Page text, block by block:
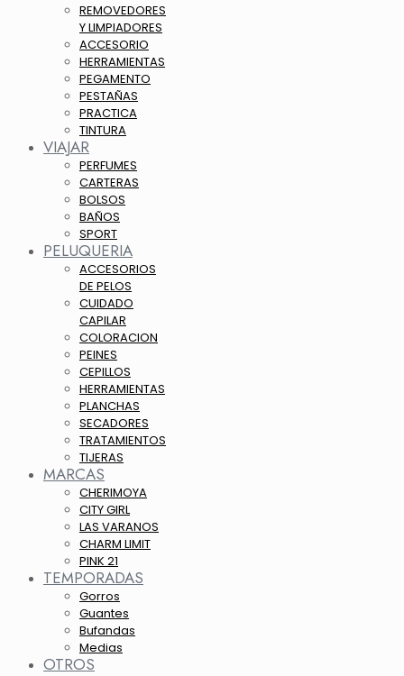
REMOVEDORES
Y LIMPIADORES
ACCESORIO
HERRAMIENTAS
PEGAMENTO
PESTAÑAS
PRACTICA
TINTURA
VIAJAR
PERFUMES
CARTERAS
BOLSOS
BAÑOS
SPORT
PELUQUERIA
ACCESORIOS
DE PELOS
CUIDADO
CAPILAR
COLORACION
PEINES
CEPILLOS
HERRAMIENTAS
PLANCHAS
SECADORES
TRATAMIENTOS
TIJERAS
MARCAS
CHERIMOYA
CITY GIRL
LAS VARANOS
CHARM LIMIT
PINK 21
TEMPORADAS
Gorros
Guantes
Bufandas
Medias
OTROS